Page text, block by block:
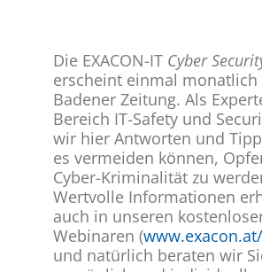
Die EXACON-IT Cyber
erscheint einmal
Badener Zeitung. Als
Bereich IT-Safety und
wir hier Antworten und
es vermeiden können,
Cyber-Kriminalität zu
Wertvolle Informationen
auch in unseren
Webinaren (
und natürlich beraten wir